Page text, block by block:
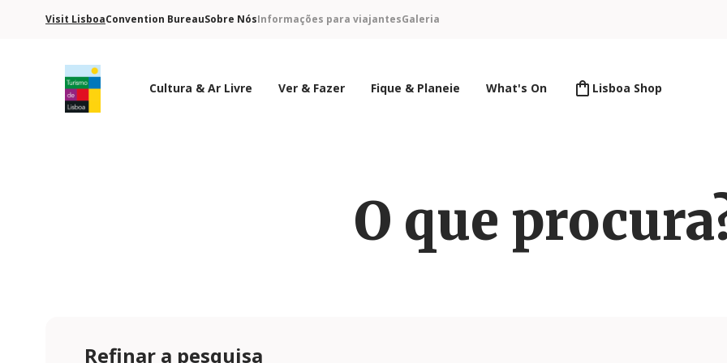
Visit LisboaConvention BureauSobre NósInformações para viajantesGaleria
Cultura & Ar Livre Ver & Fazer Fique & Planeie What's On Lisboa Shop
O que
Refinar a pesquisa